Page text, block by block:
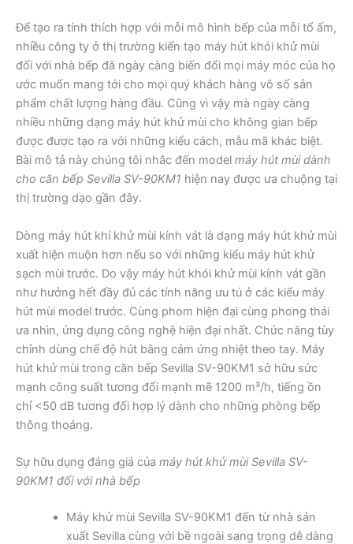
Để tạo ra tính thích hợp với mỗi mô hình bếp của mỗi tổ ấm,
nhiều công ty ở thị trường kiến tạo máy hút khói khử mùi
đối với nhà bếp đã ngày càng biến đổi mọi máy móc của họ
ước muốn mang tới cho mọi quý khách hàng vô số sản
phẩm chất lượng hàng đầu. Cũng vì vậy mà ngày càng
nhiều những dạng máy hút khử mùi cho không gian bếp
được được tạo ra với những kiểu cách, mẫu mã khác biệt.
Bài mô tả này chúng tôi nhắc đến model máy hút mùi dành
cho căn bếp Sevilla SV-90KM1 hiện nay được ưa chuộng tại
thị trường dạo gần đây.
Dòng máy hút khí khử mùi kính vát là dạng máy hút khử mùi
xuất hiện muộn hơn nếu so với những kiểu máy hút khử
sạch mùi trước. Do vậy máy hút khói khử mùi kính vát gần
như hưởng hết đầy đủ các tính năng ưu tú ở các kiểu máy
hút mùi model trước. Cùng phom hiện đại cùng phong thái
ưa nhìn, ứng dụng công nghệ hiện đại nhất. Chức năng tùy
chỉnh dùng chế độ hút bằng cảm ứng nhiệt theo tay. Máy
hút khử mùi trong căn bếp Sevilla SV-90KM1 sở hữu sức
mạnh công suất tương đối mạnh mẽ 1200 m³/h, tiếng ồn
chỉ <50 dB tương đối hợp lý dành cho những phòng bếp
thông thoáng.
Sự hữu dụng đáng giá của máy hút khử mùi Sevilla SV-
90KM1 đối với nhà bếp
Máy khử mùi Sevilla SV-90KM1 đến từ nhà sản
xuất Sevilla cùng với bề ngoài sang trọng dễ dàng